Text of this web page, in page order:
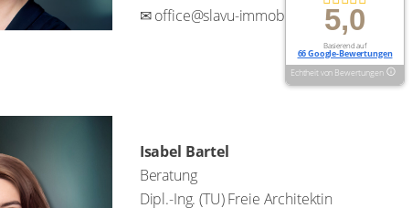
✉ office@slavu-immobilien.de
Isabel Bartel
Beratung
Dipl.-Ing. (TU) Freie Architektin
5,0
Basierend auf
66 Google-Bewertungen
Echtheit von Bewertungen